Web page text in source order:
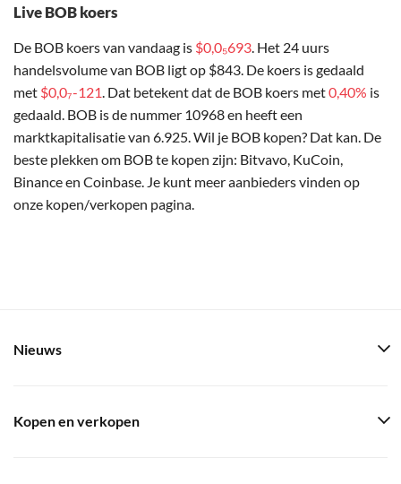
Live BOB koers
De BOB koers van vandaag is $0,0₅693. Het 24 uurs
handelsvolume van BOB ligt op $843. De koers is gedaald
met $0,0₇-121. Dat betekent dat de BOB koers met0,40% is
gedaald. BOB is de nummer 10968 en heeft een
marktkapitalisatie van 6.925. Wil je BOB kopen? Dat kan. De
beste plekken om BOB te kopen zijn: Bitvavo, KuCoin,
Binance en Coinbase. Je kunt meer aanbieders vinden op
onze kopen/verkopen pagina.
Nieuws
Kopen en verkopen